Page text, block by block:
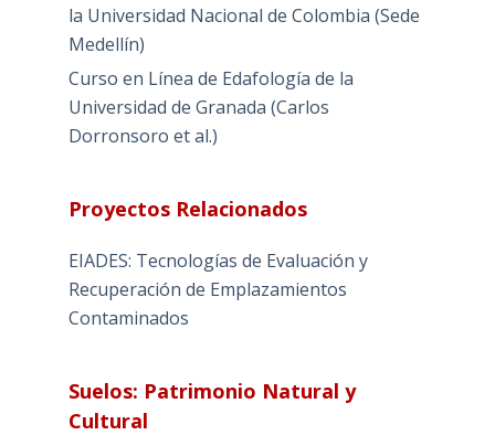
la Universidad Nacional de Colombia (Sede
Medellín)
Curso en Línea de Edafología de la
Universidad de Granada (Carlos
Dorronsoro et al.)
Proyectos Relacionados
EIADES: Tecnologías de Evaluación y
Recuperación de Emplazamientos
Contaminados
Suelos: Patrimonio Natural y
Cultural